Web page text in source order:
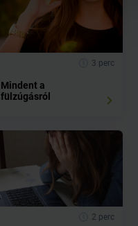
3 perc
Mindent a
fülzúgásról
2 perc